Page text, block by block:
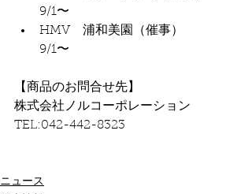
9/1〜
HMV　浦和美園（催事）
9/1〜
【商品のお問合せ先】
株式会社ノルコーポレーション
TEL:042-442-8323
ニュース